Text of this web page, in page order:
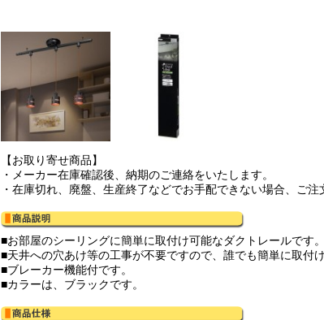
【お取り寄せ商品】
・メーカー在庫確認後、納期のご連絡をいたします。
・在庫切れ、廃盤、生産終了などでお手配できない場合、ご
■お部屋のシーリングに簡単に取付け可能なダクトレールです。
■天井への穴あけ等の工事が不要ですので、誰でも簡単に取付け
■ブレーカー機能付です。
■カラーは、ブラックです。